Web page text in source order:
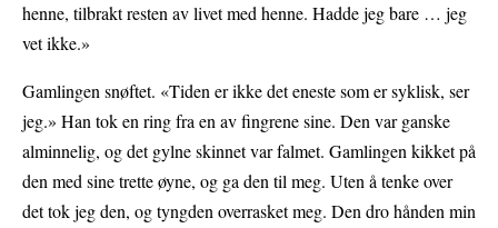
henne, tilbrakt resten av livet med henne. Hadde jeg bare … jeg
vet ikke.»
Gamlingen snøftet. «Tiden er ikke det eneste som er syklisk, ser
jeg.» Han tok en ring fra en av fingrene sine. Den var ganske
alminnelig, og det gylne skinnet var falmet. Gamlingen kikket på
den med sine trette øyne, og ga den til meg. Uten å tenke over
det tok jeg den, og tyngden overrasket meg. Den dro hånden min